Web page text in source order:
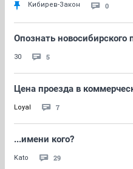
Кибирев-Закон 0
Опознать новосибирского
30 5
Цена проезда в
Loyal 7
...имени кого?
Kato 29